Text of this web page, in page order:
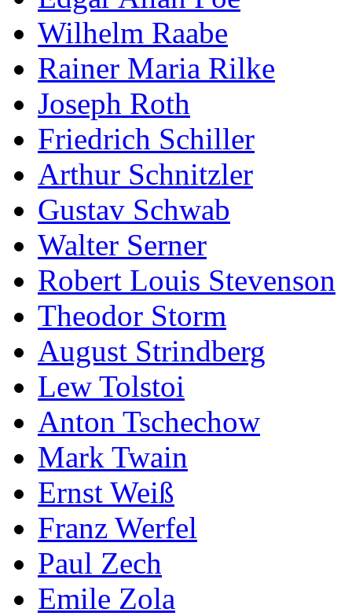
Wilhelm Raabe
Rainer Maria Rilke
Joseph Roth
Friedrich Schiller
Arthur Schnitzler
Gustav Schwab
Walter Serner
Robert Louis Stevenson
Theodor Storm
August Strindberg
Lew Tolstoi
Anton Tschechow
Mark Twain
Ernst Weiß
Franz Werfel
Paul Zech
Emile Zola